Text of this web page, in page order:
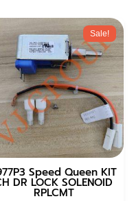
Sale!
Speed Queen KIT
DR LOCK SOLENOID
RPLCMT